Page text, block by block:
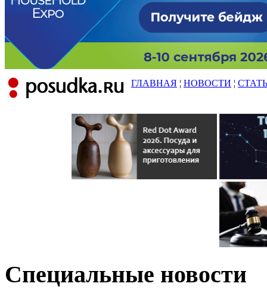
ГЛАВНАЯ ¦ НОВОСТИ ¦
Специальные новости